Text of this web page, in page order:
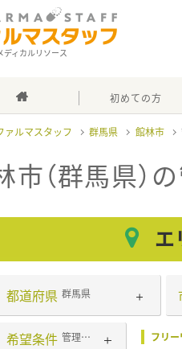
ディカルリソース
初めての方
ァルマスタッフ 群馬県 館林市
市（群馬県）
エ
都道府県 群馬県
希望条件 管理薬剤師 フリ